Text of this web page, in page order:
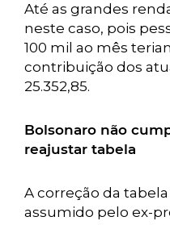
Até as grandes
neste caso, pois
100 mil ao mês
contribuição dos
25.352,85.
Bolsonaro não
reajustar tabela
A correção da
assumido pelo ex-